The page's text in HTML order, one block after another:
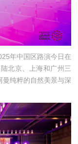
年中国区路演今日在
北京、上海和广州三
纯粹的自然美景与深